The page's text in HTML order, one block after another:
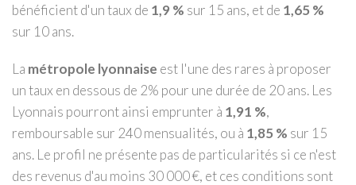
bénéficient d'un taux de 1,9 % sur 15 ans, et de 1,65 %
sur 10 ans.
La métropole lyonnaise est l'une des rares à proposer
un taux en dessous de 2% pour une durée de 20 ans. Les
Lyonnais pourront ainsi emprunter à 1,91 %,
remboursable sur 240 mensualités, ou à 1,85 % sur 15
ans. Le profil ne présente pas de particularités si ce n'est
des revenus d'au moins 30 000 €, et ces conditions sont